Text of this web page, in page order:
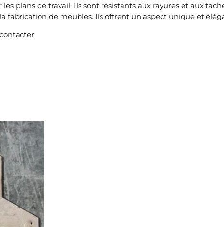
plans de travail. Ils sont résistants aux rayures et aux
de meubles. Ils offrent un aspect unique et